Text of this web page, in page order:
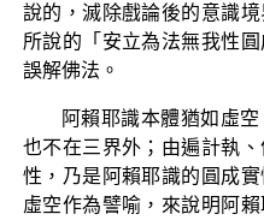
說的，滅除戲論後的意識
所說的「安立為法無我性
誤解佛法。
阿賴耶識本體猶如虛
也不在三界外；由遍計執
性，乃是阿賴耶識的圓成
虛空作為譬喻，來說明阿